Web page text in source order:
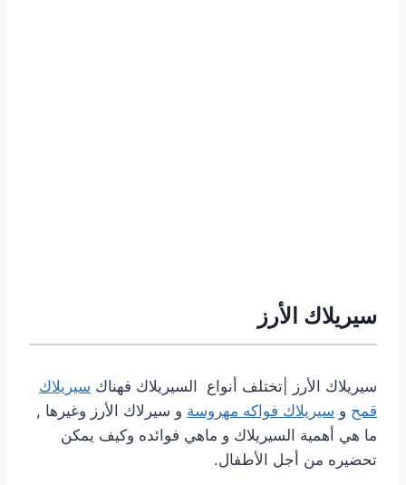
سيريلاك الأرز
سيريلاك الأرز |تختلف أنواع السيريلاك فهناك سيريلاك
قمح و سيريلاك فواكه مهروسة و سيرلاك الأرز وغيرها ,
ما هي أهمية السيريلاك و ماهي فوائده وكيف يمكن
تحضيره من أجل الأطفال.